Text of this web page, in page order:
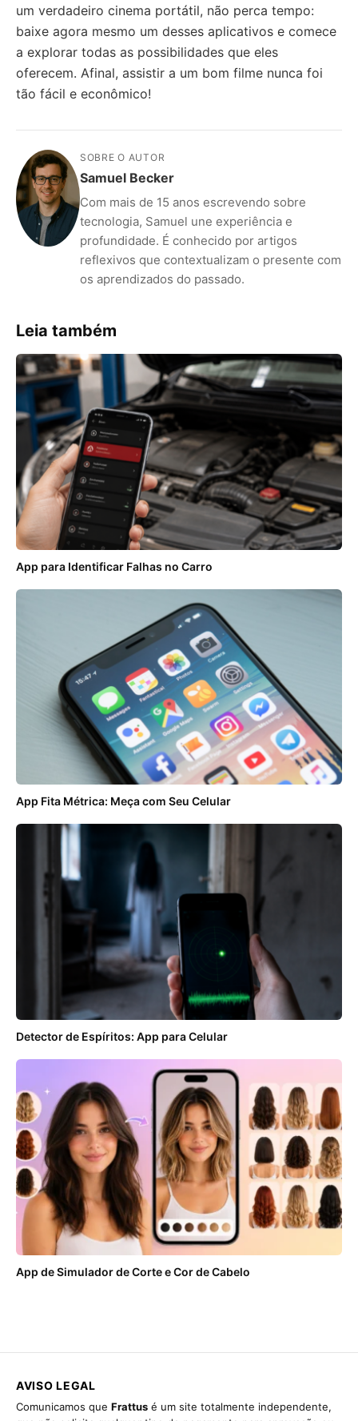
um verdadeiro cinema portátil, não perca tempo:
baixe agora mesmo um desses aplicativos e comece
a explorar todas as possibilidades que eles
oferecem. Afinal, assistir a um bom filme nunca foi
tão fácil e econômico!
SOBRE O AUTOR
Samuel Becker
Com mais de 15 anos escrevendo sobre
tecnologia, Samuel une experiência e
profundidade. É conhecido por artigos
reflexivos que contextualizam o presente com
os aprendizados do passado.
Leia também
App para Identificar Falhas no Carro
App Fita Métrica: Meça com Seu Celular
Detector de Espíritos: App para Celular
App de Simulador de Corte e Cor de Cabelo
AVISO LEGAL
Comunicamos que Frattus é um site totalmente independente,